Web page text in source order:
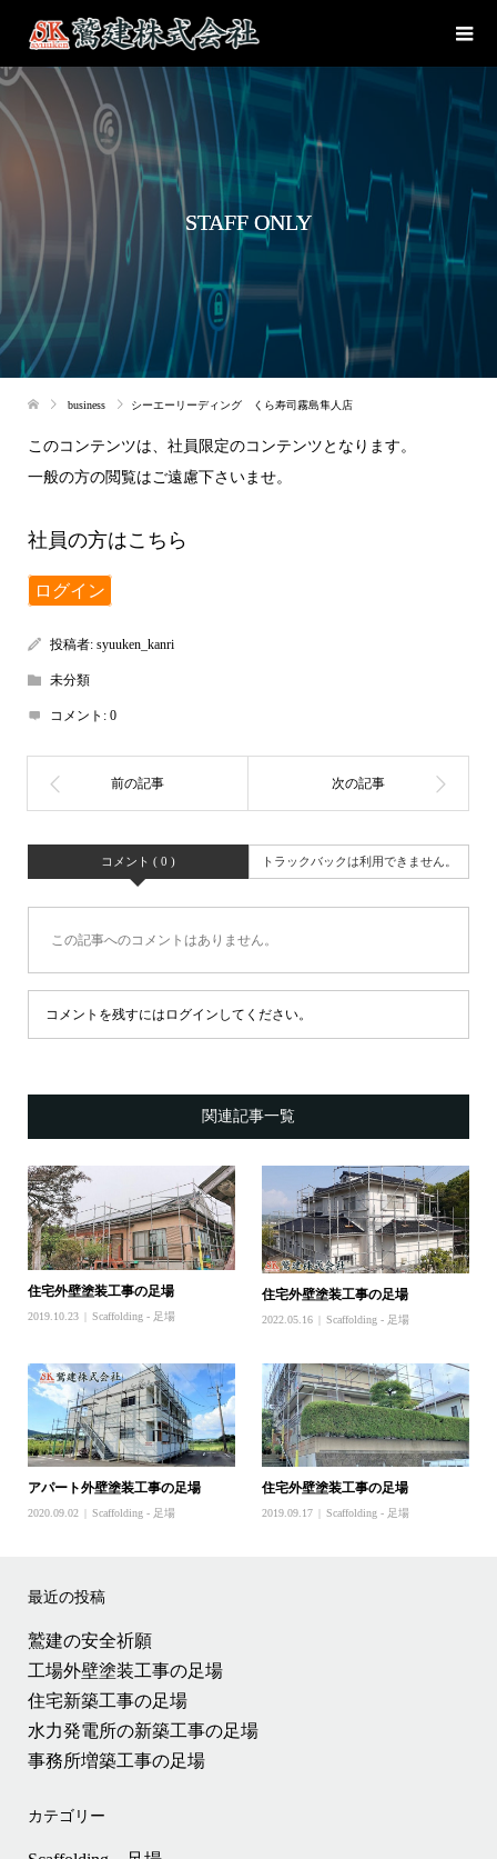
STAFF ONLY
business シーエーリーディング くら寿司霧島隼人店
このコンテンツは、社員限定のコンテンツとなります。
一般の方の閲覧はご遠慮下さいませ。
社員の方はこちら
ログイン
投稿者: syuuken_kanri
未分類
コメント: 0
コメント ( 0 ) トラックバックは利用できません。
この記事へのコメントはありません。
コメントを残すにはログインしてください。
関連記事一覧
住宅外壁塗装工事の足場
2019.10.23 Scaffolding - 足場
住宅外壁塗装工事の足場
2022.05.16 Scaffolding - 足場
アパート外壁塗装工事の足場
2020.09.02 Scaffolding - 足場
住宅外壁塗装工事の足場
2019.09.17 Scaffolding - 足場
最近の投稿
鷲建の安全祈願
工場外壁塗装工事の足場
住宅新築工事の足場
水力発電所の新築工事の足場
事務所増築工事の足場
カテゴリー